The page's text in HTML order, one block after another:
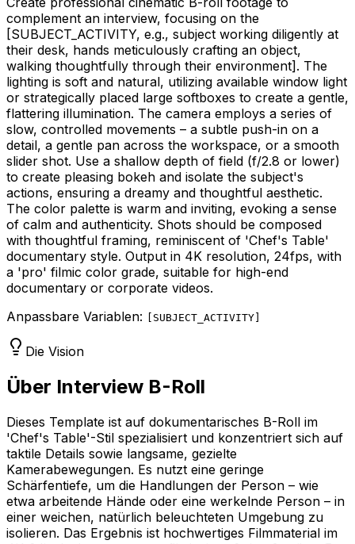
complement an interview, focusing on the
[SUBJECT_ACTIVITY, e.g., subject working diligently at
their desk, hands meticulously crafting an object,
walking thoughtfully through their environment] . The
lighting is soft and natural, utilizing available window light
or strategically placed large softboxes to create a gentle,
flattering illumination. The camera employs a series of
slow, controlled movements – a subtle push-in on a
detail, a gentle pan across the workspace, or a smooth
slider shot. Use a shallow depth of field (f/2.8 or lower)
to create pleasing bokeh and isolate the subject's
actions, ensuring a dreamy and thoughtful aesthetic.
The color palette is warm and inviting, evoking a sense
of calm and authenticity. Shots should be composed
with thoughtful framing, reminiscent of 'Chef's Table'
documentary style. Output in 4K resolution, 24fps, with
a 'pro' filmic color grade, suitable for high-end
documentary or corporate videos.
Anpassbare Variablen:
SUBJECT_ACTIVITY
Die Vision
Über Interview B-Roll
Dieses Template ist auf dokumentarisches B-Roll im
'Chef's Table'-Stil spezialisiert und konzentriert sich auf
taktile Details sowie langsame, gezielte
Kamerabewegungen. Es nutzt eine geringe
Schärfentiefe, um die Handlungen der Person – wie
etwa arbeitende Hände oder eine werkelnde Person – in
einer weichen, natürlich beleuchteten Umgebung zu
isolieren. Das Ergebnis ist hochwertiges Filmmaterial im